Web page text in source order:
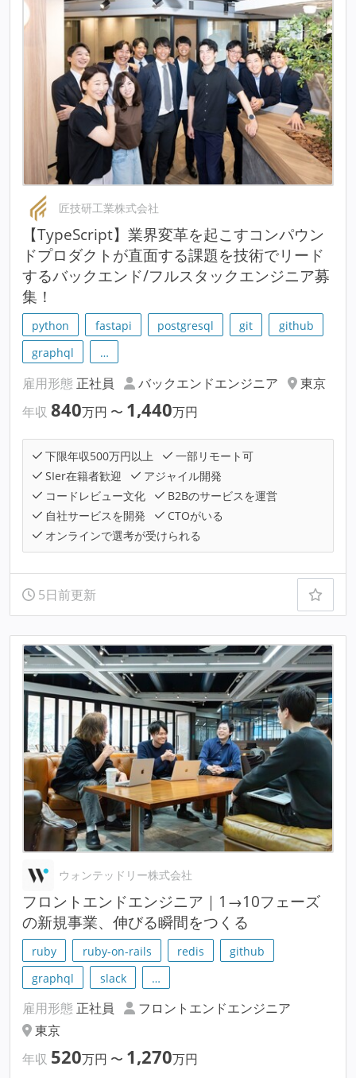
匠技研工業株式会社
【TypeScript】業界変革を起こすコンパウン
ドプロダクトが直面する課題を技術でリード
するバックエンド/フルスタックエンジニア募
集！
python fastapi postgresql git
github
graphql
…
雇用形態 正社員 バックエンドエンジニア
東京
年収 840万円 〜 1,440万円
下限年収500万円以上
一部リモート可
SIer在籍者歓迎
アジャイル開発
コードレビュー文化
B2Bのサービスを運営
自社サービスを開発
CTOがいる
オンラインで選考が受けられる
5日前更新
ウォンテッドリー株式会社
フロントエンドエンジニア｜1→10フェーズ
の新規事業、伸びる瞬間をつくる
ruby ruby-on-rails redis
github
graphql
slack …
雇用形態 正社員
フロントエンドエンジニア
東京
年収 520万円 〜 1,270万円